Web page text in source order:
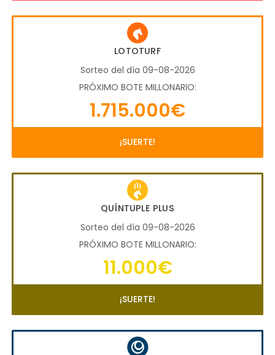
LOTOTURF
Sorteo del día 09-08-2026
PRÓXIMO BOTE MILLONARIO:
1.715.000€
¡SUERTE!
QUÍNTUPLE PLUS
Sorteo del día 09-08-2026
PRÓXIMO BOTE MILLONARIO:
11.000€
¡SUERTE!